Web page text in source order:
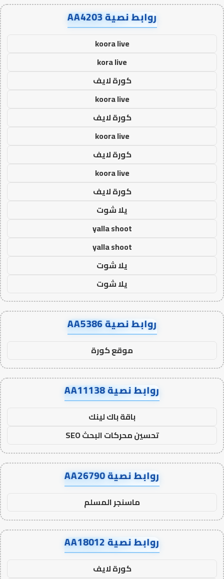
روابط نصية AA4203
koora live
kora live
كورة لايف
koora live
كورة لايف
koora live
كورة لايف
koora live
كورة لايف
يلا شوت
yalla shoot
yalla shoot
يلا شوت
يلا شوت
روابط نصية AA5386
موقع كورة
روابط نصية AA11138
باقة باك لينك
تحسين محركات البحث SEO
روابط نصية AA26790
ماسنجر المسلم
روابط نصية AA18012
كورة لايف